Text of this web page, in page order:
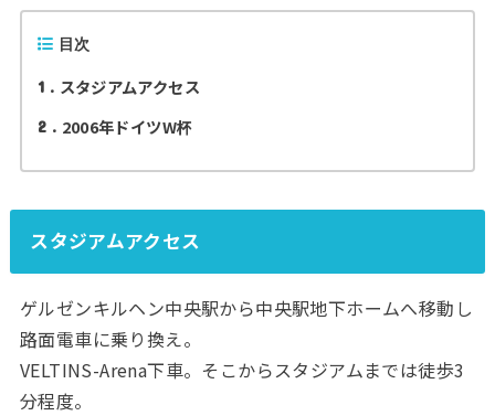
目次
1 スタジアムアクセス
2 2006年ドイツW杯
スタジアムアクセス
ゲルゼンキルヘン中央駅から中央駅地下ホームへ移動し
路面電車に乗り換え。
VELTINS-Arena下車。そこからスタジアムまでは徒歩3
分程度。